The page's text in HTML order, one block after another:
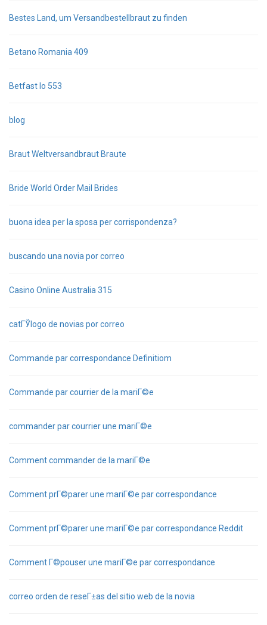
Bestes Land, um Versandbestellbraut zu finden
Betano Romania 409
Betfast Io 553
blog
Braut Weltversandbraut Braute
Bride World Order Mail Brides
buona idea per la sposa per corrispondenza?
buscando una novia por correo
Casino Online Australia 315
catГЎlogo de novias por correo
Commande par correspondance Definitiom
Commande par courrier de la mariГ©e
commander par courrier une mariГ©e
Comment commander de la mariГ©e
Comment prГ©parer une mariГ©e par correspondance
Comment prГ©parer une mariГ©e par correspondance Reddit
Comment Г©pouser une mariГ©e par correspondance
correo orden de reseГ±as del sitio web de la novia